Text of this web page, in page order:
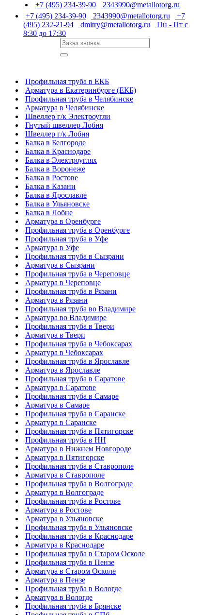
+7 (495) 234-39-90
2343990@metallotorg.ru
+7 (495) 234-39-90
2343990@metallotorg.ru
+7
(495) 232-21-94
dmitry@metallotorg.ru
Пн - Пт с
8:30 до 17:30
Профильная труба в ЕКБ
Арматура в Екатеринбурге (ЕКБ)
Профильная труба в Челябинске
Арматура в Челябинске
Швеллер г/к Электроугли
Гнутый швеллер Лобня
Швеллер г/к Лобня
Балка в Белгороде
Балка в Краснодаре
Балка в Электроуглях
Балка в Воронеже
Балка в Ростове
Балка в Казани
Балка в Ярославле
Балка в Ульяновске
Балка в Лобне
Арматура в Оренбурге
Профильная труба в Оренбурге
Профильная труба в Уфе
Арматура в Уфе
Профильная труба в Сызрани
Арматура в Сызрани
Профильная труба в Череповце
Арматура в Череповце
Профильная труба в Рязани
Арматура в Рязани
Профильная труба во Владимире
Арматура во Владимире
Профильная труба в Твери
Арматура в Твери
Профильная труба в Чебоксарах
Арматура в Чебоксарах
Профильная труба в Ярославле
Арматура в Ярославле
Профильная труба в Саратове
Арматура в Саратове
Профильная труба в Самаре
Арматура в Самаре
Профильная труба в Саранске
Арматура в Саранске
Профильная труба в Пятигорске
Профильная труба в НН
Арматура в Нижнем Новгороде
Арматура в Пятигорске
Профильная труба в Ставрополе
Арматура в Ставрополе
Профильная труба в Волгограде
Арматура в Волгограде
Профильная труба в Ростове
Арматура в Ростове
Арматура в Ульяновске
Профильная труба в Ульяновске
Профильная труба в Краснодаре
Арматура в Краснодаре
Профильная труба в Старом Осколе
Профильная труба в Пензе
Арматура в Старом Осколе
Арматура в Пензе
Профильная труба в Вологде
Арматура в Вологде
Профильная труба в Брянске